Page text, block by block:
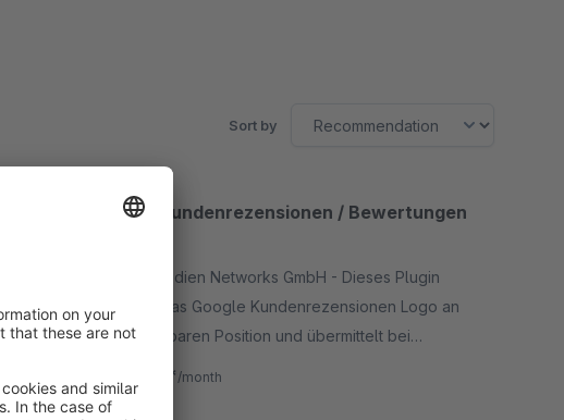
Sort by
Google Kundenrezensionen / Bewertungen
By Inter Medien Networks GmbH - Dieses Plugin
integriert das Google Kundenrezensionen Logo an
einer wählbaren Position und übermittelt bei
an Google.
€2.41* /month
SW5